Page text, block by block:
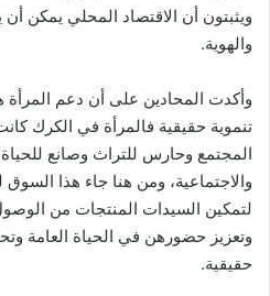
ويثبتون أن الاقتصاد المحلي يمكن أن
والهوية.
وأكدت المحادين على أن دعم
تنموية حقيقية فالمرأة في الكرك
المجتمع وحارس للتراث وصانع للحياة
والاجتماعية، ومن هنا جاء هذا
لتمكين السيدات المنتجات من
وتعزيز حضورهن في الحياة العامة
حقيقية.